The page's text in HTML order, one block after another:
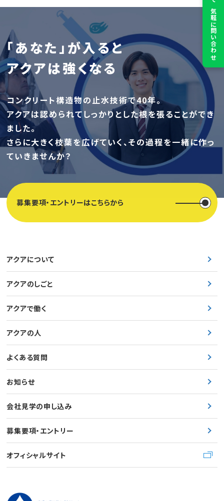
で気軽に問い合わせ
「あなた」が入ると
アクアは強くなる
コンクリート構造物の止水技術で40年。
アクアは認められてしっかりとした根を張ることができ
ました。
さらに大きく枝葉を広げていく、その過程を一緒に作っ
ていきませんか？
募集要項・エントリーはこちらから
アクアについて
アクアのしごと
アクアで働く
アクアの人
よくある質問
お知らせ
会社見学の申し込み
募集要項・エントリー
オフィシャルサイト